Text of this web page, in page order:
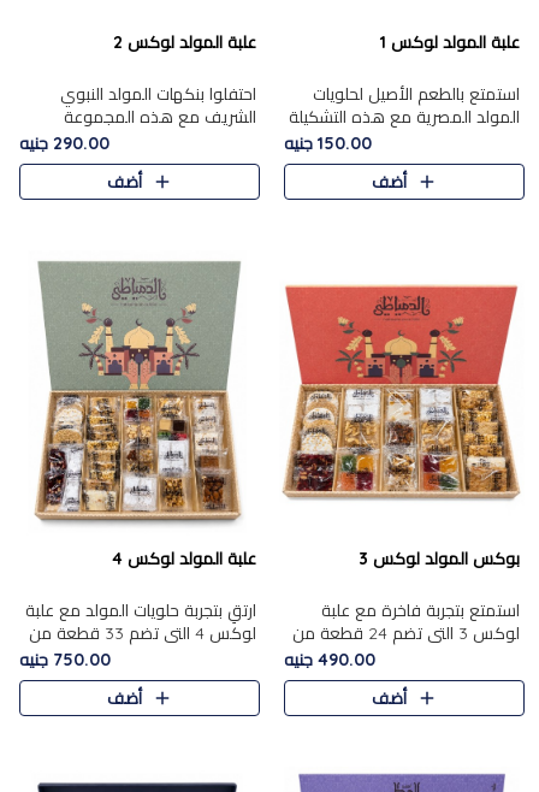
علبة المولد لوكس 1
استمتع بالطعم الأصيل لحلويات
المولد المصرية مع هذه التشكيلة
المختارة بعناية من 9 قطع. تتضمن
التشكيلة جوزرية مع فول،ملبان
150.00 جنيه
أضف
علبة المولد لوكس 2
احتفلوا بنكهات المولد النبوي
الشريف مع هذه المجموعة
الفاخرة المكونة من 19 قطعة،
والتي تم اختيارها بعناية فائقة لتُبرز
تشكيلة واسعة من الحلويات
290.00 جنيه
أضف
بوكس المولد لوكس 3
استمتع بتجربة فاخرة مع علبة
لوكس 3 التي تضم 24 قطعة من
أشهر حلويات المولد الشرقية
المختارة بعناية. تحتوي التشكيلة
على الجزرية بالفول، والملب..
490.00 جنيه
أضف
علبة المولد لوكس 4
ارتقِ بتجربة حلويات المولد مع علبة
لوكس 4 التي تضم 33 قطعة من
تشكيلة فاخرة ومتنوعة من أشهر
الأصناف الشرقية. تحتوي العلبة على
الجزرية بالفول،..
750.00 جنيه
أضف